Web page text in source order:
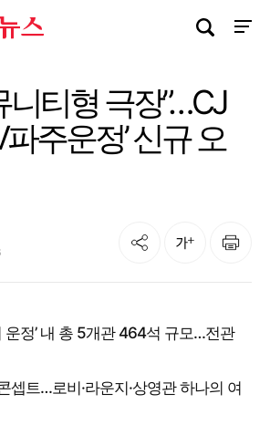
사이
검색창 열기
니티형 극장”…CJ
파주운정’ 신규 오
공유 글자크기 인쇄
운정’ 내 총 5개관 464석 규모…전관
셉트…로비·라운지·상영관 하나의 여